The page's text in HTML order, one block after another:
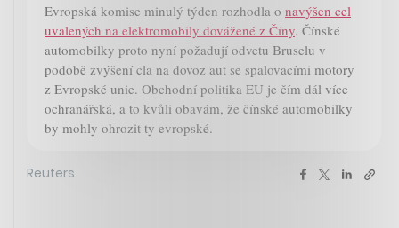
Evropská komise minulý týden rozhodla o navýšen cel
uvalených na elektromobily dovážené z Číny. Čínské
automobilky proto nyní požadují odvetu Bruselu v
podobě zvýšení cla na dovoz aut se spalovacími motory
z Evropské unie. Obchodní politika EU je čím dál více
ochranářská, a to kvůli obavám, že čínské automobilky
by mohly ohrozit ty evropské.
Reuters